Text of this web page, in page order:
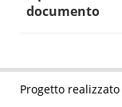
documento
Progetto realizzato